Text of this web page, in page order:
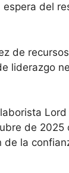
del
de
liderazgo
de 2025
la